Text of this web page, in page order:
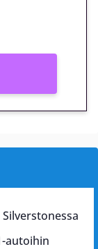
autoihin